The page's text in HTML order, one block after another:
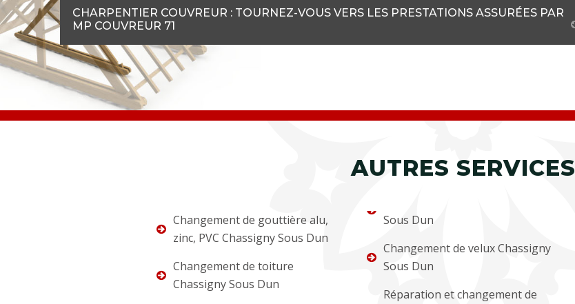
CHARPENTIER COUVREUR : TOURNEZ-VOUS VERS LES PRESTATIONS ASSURÉES PAR
MP COUVREUR 71
AUTRES SERVICES
Changement de gouttière alu,
zinc, PVC Chassigny Sous Dun
Changement de toiture
Chassigny Sous Dun
Sous Dun
Changement de velux Chassigny
Sous Dun
Réparation et changement de